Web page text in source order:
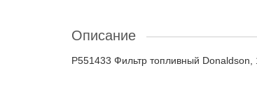
Описание
P551433 Фильтр топливный Donaldson,